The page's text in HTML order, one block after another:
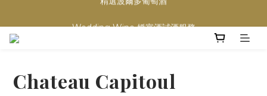
買滿任何酒類 六支 或買滿 $1200 (不限支數) 皆可享免費送貨
Chateau Capitoul